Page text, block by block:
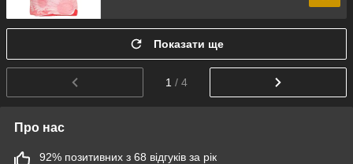
Показати ще
1 / 4
Про нас
92% позитивних з 68 відгуків за рік